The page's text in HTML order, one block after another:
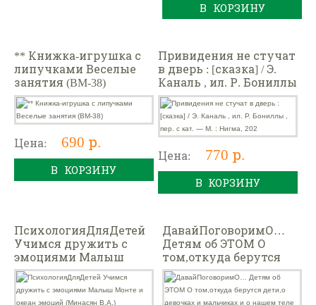
В КОРЗИНУ
** Книжка-игрушка с
липучками Веселые
занятия (BM-38)
Цена: 690 р.
В КОРЗИНУ
Привидения не стучат
в дверь : [сказка] / Э.
Каналь , ил. Р. Бониллы
, пер. с кат. — М. :
Нигма, 202
Цена: 770 р.
В КОРЗИНУ
ПсихологияДляДетей
Учимся дружить с
эмоциями Малыш
Монте и океан эмоций
(Минасян В.А.)
ДавайПоговоримО…
Детям об ЭТОМ О
том,откуда берутся
дети,о девочках и
мальчиках и о нашем
теле (Диас